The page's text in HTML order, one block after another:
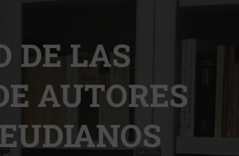
DE LAS
AUTORES